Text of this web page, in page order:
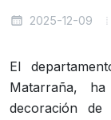
2025-12-09
El
Matarraña,
decoración